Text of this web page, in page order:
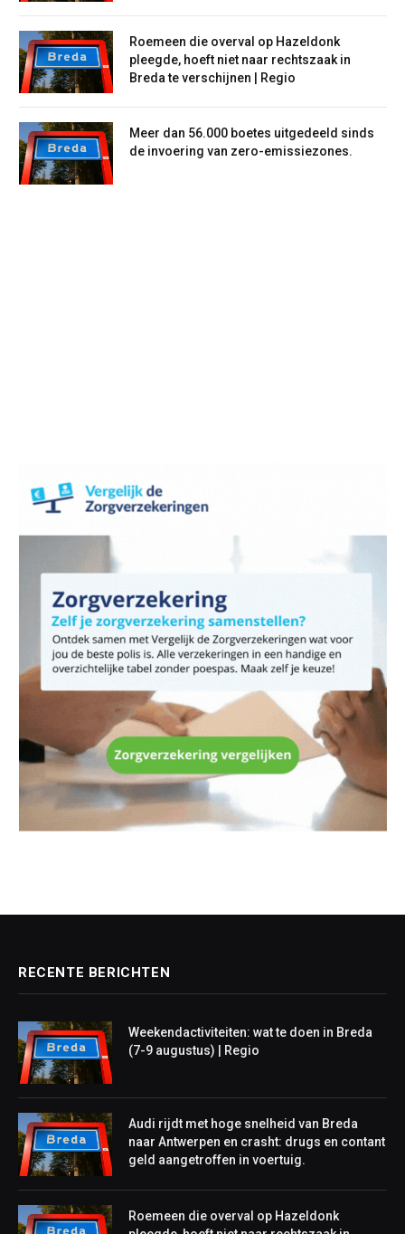
Roemeen die overval op Hazeldonk
pleegde, hoeft niet naar rechtszaak in
Breda te verschijnen | Regio
Meer dan 56.000 boetes uitgedeeld sinds
de invoering van zero-emissiezones.
RECENTE BERICHTEN
Weekendactiviteiten: wat te doen in Breda
(7-9 augustus) | Regio
Audi rijdt met hoge snelheid van Breda
naar Antwerpen en crasht: drugs en contant
geld aangetroffen in voertuig.
Roemeen die overval op Hazeldonk